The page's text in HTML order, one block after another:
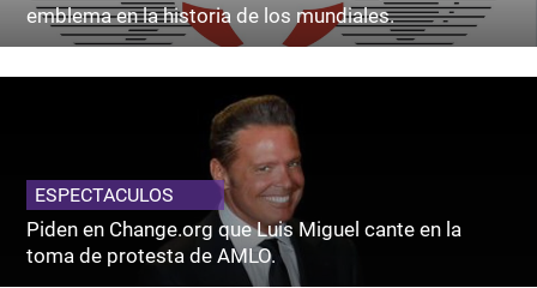
emblema en la historia de los mundiales.
ESPECTACULOS
Piden en Change.org que Luis Miguel cante en la
toma de protesta de AMLO.